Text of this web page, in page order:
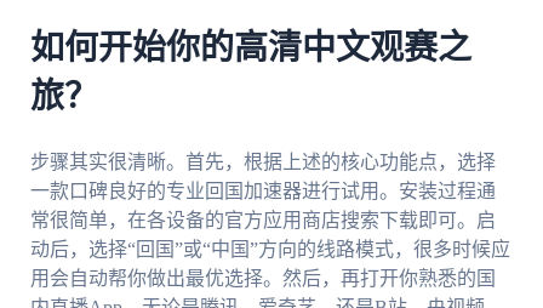
如何开始你的高清中文观赛之
旅？
步骤其实很清晰。首先，根据上述的核心功能点，选择
一款口碑良好的专业回国加速器进行试用。安装过程通
常很简单，在各设备的官方应用商店搜索下载即可。启
动后，选择“回国”或“中国”方向的线路模式，很多时候应
用会自动帮你做出最优选择。然后，再打开你熟悉的国